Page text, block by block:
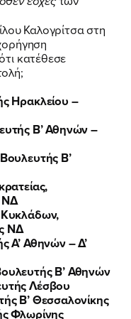
VB TIKTOK
Καλογρίτσα στη
κατέθεσε
Ηρακλείου –
Β’ Αθηνών –
Β’
ΝΔ
ΝΔ
Α’ Αθηνών – Δ’
Β’ Αθηνών
Λέσβου
Β’ Θεσσαλονίκης
Φλωρίνης